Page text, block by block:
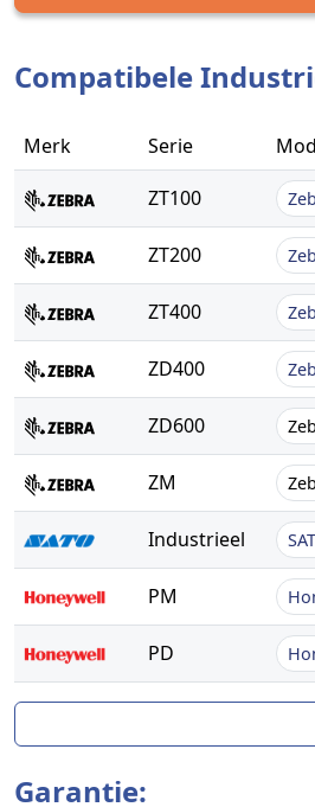
Compatibele
Merk Serie
ZT100
ZT200
ZT400
ZD400
ZD600
ZM
Industrieel
PM
PD
Garantie: